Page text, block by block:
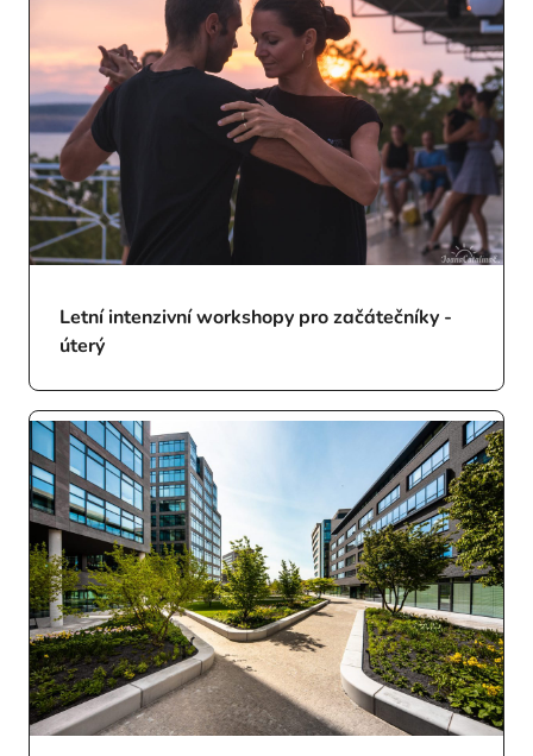
Letní intenzivní workshopy pro začátečníky -
úterý